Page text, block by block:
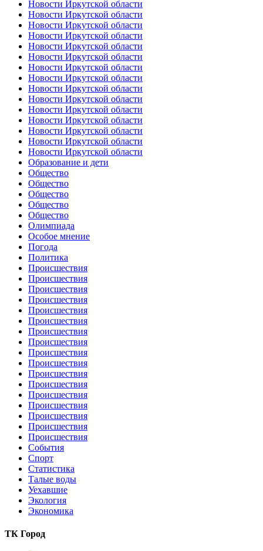
Новости Иркутской области
Новости Иркутской области
Новости Иркутской области
Новости Иркутской области
Новости Иркутской области
Новости Иркутской области
Новости Иркутской области
Новости Иркутской области
Новости Иркутской области
Новости Иркутской области
Новости Иркутской области
Новости Иркутской области
Новости Иркутской области
Новости Иркутской области
Новости Иркутской области
Образование и дети
Общество
Общество
Общество
Общество
Общество
Олимпиада
Особое мнение
Погода
Политика
Происшествия
Происшествия
Происшествия
Происшествия
Происшествия
Происшествия
Происшествия
Происшествия
Происшествия
Происшествия
Происшествия
Происшествия
Происшествия
Происшествия
Происшествия
Происшествия
Происшествия
События
Спорт
Статистика
Талые воды
Уехавшие
Экология
Экономика
ТК Город